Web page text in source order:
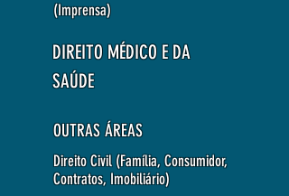
(Imprensa)
DIREITO MÉDICO E DA
SAÚDE
OUTRAS ÁREAS
Direito Civil (Família, Consumidor,
Contratos, Imobiliário)